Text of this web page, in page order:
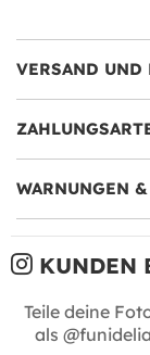
VERSAND UND
WARNUNGEN
KUNDEN
Teile deine
als